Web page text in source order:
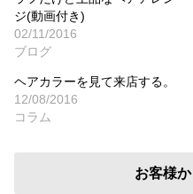
ジ(動画付き)
02/11/2016
ブログ
ヘアカラーを見て来店する。
12/08/2016
コラム
お客様